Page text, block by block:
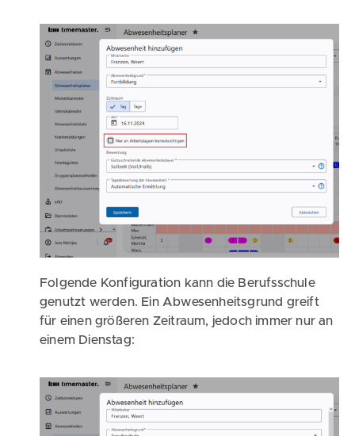
Folgende Konfiguration kann die Berufsschule
genutzt werden. Ein Abwesenheitsgrund greift
für einen größeren Zeitraum, jedoch immer nur an
einem Dienstag: